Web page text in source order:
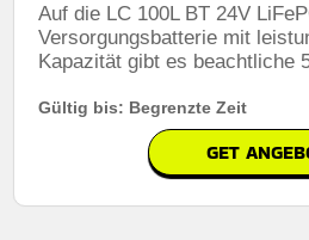
Auf die LC 100L BT 24V
Versorgungsbatterie mit
Kapazität gibt es beachtliche
Gültig bis: Begrenzte Zeit
GET